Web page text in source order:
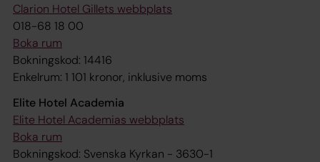
Clarion Hotel Gillets webbplats
018-68 18 00
Boka rum
Bokningskod: 14416
Enkelrum: 1 101 kronor, inklusive moms
Elite Hotel Academia
Elite Hotel Academias webbplats
Boka rum
Bokningskod: Svenska Kyrkan - 3630-1